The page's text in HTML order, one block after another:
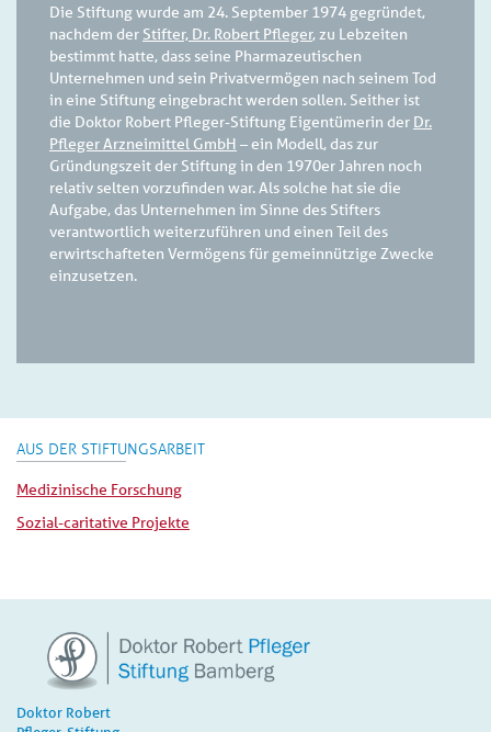
Die Stiftung wurde am 24. September 1974 gegründet,
nachdem der Stifter, Dr. Robert Pfleger, zu Lebzeiten
bestimmt hatte, dass seine Pharmazeutischen
Unternehmen und sein Privatvermögen nach seinem Tod
in eine Stiftung eingebracht werden sollen. Seither ist
die Doktor Robert Pfleger-Stiftung Eigentümerin der Dr.
Pfleger Arzneimittel GmbH – ein Modell, das zur
Gründungszeit der Stiftung in den 1970er Jahren noch
relativ selten vorzufinden war. Als solche hat sie die
Aufgabe, das Unternehmen im Sinne des Stifters
verantwortlich weiterzuführen und einen Teil des
erwirtschafteten Vermögens für gemeinnützige Zwecke
einzusetzen.
AUS DER STIFTUNGSARBEIT
Medizinische Forschung
Sozial-caritative Projekte
Doktor Robert